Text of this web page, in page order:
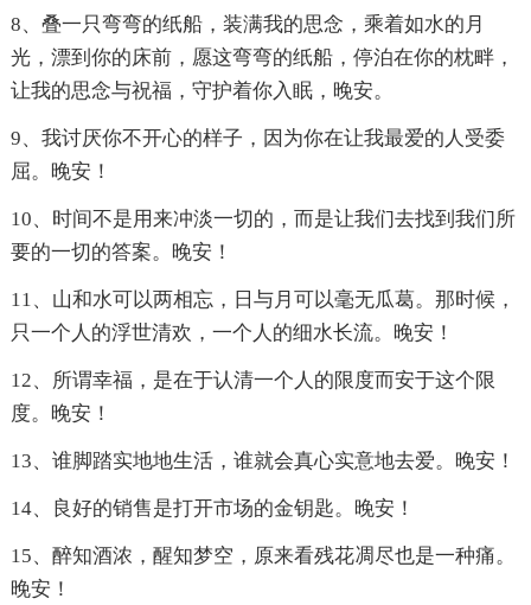
8、叠一只弯弯的纸船，装满我的思念，乘着如水的月
光，漂到你的床前，愿这弯弯的纸船，停泊在你的枕畔，
让我的思念与祝福，守护着你入眠，晚安。
9、我讨厌你不开心的样子，因为你在让我最爱的人受委
屈。晚安！
10、时间不是用来冲淡一切的，而是让我们去找到我们所
要的一切的答案。晚安！
11、山和水可以两相忘，日与月可以毫无瓜葛。那时候，
只一个人的浮世清欢，一个人的细水长流。晚安！
12、所谓幸福，是在于认清一个人的限度而安于这个限
度。晚安！
13、谁脚踏实地地生活，谁就会真心实意地去爱。晚安！
14、良好的销售是打开市场的金钥匙。晚安！
15、醉知酒浓，醒知梦空，原来看残花凋尽也是一种痛。
晚安！